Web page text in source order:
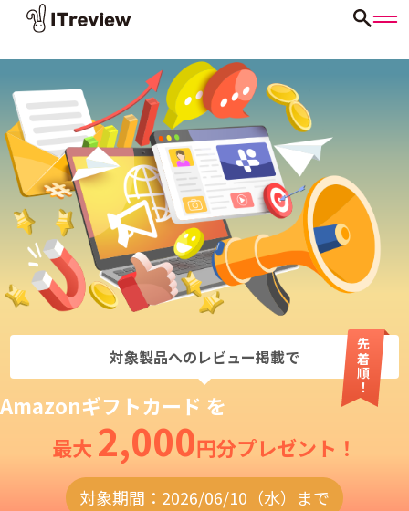
対象製品へのレビュー掲載で
Amazonギフトカード を
先着順！
最大 2,000円分プレゼント！
対象期間： 2026/06/10（水）まで